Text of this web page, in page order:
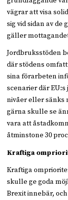
vägrar att visa
sig vid sidan av de
gäller
Jordbruksstöden
där stödens
sina förarbeten
scenarier där
nivåer eller sänks
gärna skulle se
vara att
åtminstone 30
Kraftiga
Kraftiga
skulle ge goda
Brexit innebär,